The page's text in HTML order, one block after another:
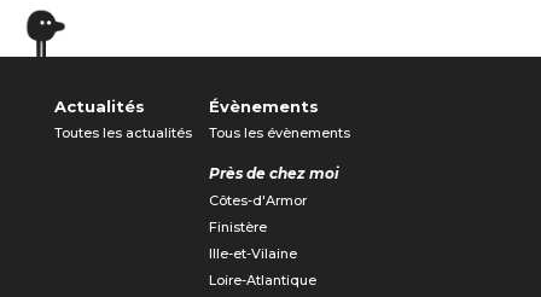
Actualités
Toutes les actualités
Évènements
Tous les évènements
Près de chez moi
Côtes-d'Armor
Finistère
Ille-et-Vilaine
Loire-Atlantique